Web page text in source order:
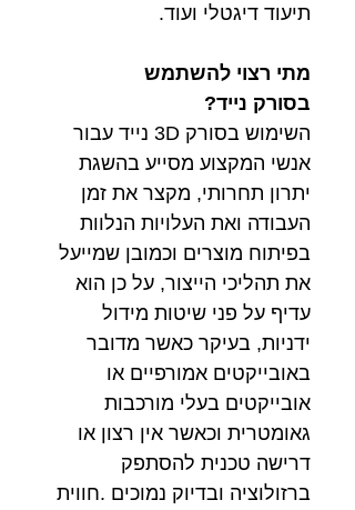
תיעוד דיגטלי ועוד.
מתי רצוי להשתמש
בסורק נייד?
השימוש בסורק 3D נייד עבור
אנשי המקצוע מסייע בהשגת
יתרון תחרותי, מקצר את זמן
העבודה ואת העלויות הנלוות
בפיתוח מוצרים וכמובן שמייעל
את תהליכי הייצור, על כן הוא
עדיף על פני שיטות מידול
ידניות, בעיקר כאשר מדובר
באובייקטים אמורפיים או
אובייקטים בעלי מורכבות
גאומטרית וכאשר אין רצון או
דרישה טכנית להסתפק
ברזולוציה ובדיוק נמוכים .חווית